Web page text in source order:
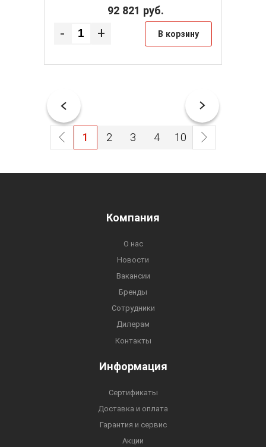
92 821 руб.
- + В корзину
1 2 3 4 10
Компания
О нас
Новости
Вакансии
Бренды
Сотрудники
Дилерам
Контакты
Информация
Сертификаты
Доставка и оплата
Гарантия и сервис
Акции